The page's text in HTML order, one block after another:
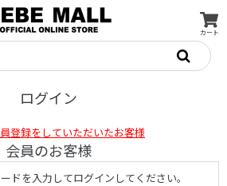
カート
ログイン
登録をしていただいたお客様
会員のお客様
ドを入力してログインしてください。